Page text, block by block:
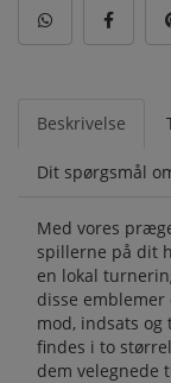
Beskrivelse
Dit spørgsmål
Med vores
spillerne på dit
en lokal
disse
mod, indsats
findes i to
dem velegnede